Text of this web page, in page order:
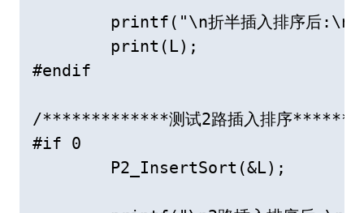
#endif
/*************测试2路插入排序
#if 0